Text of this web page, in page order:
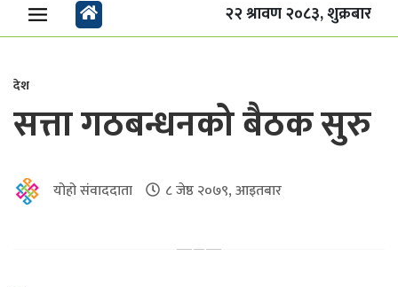
२२ श्रावण २०८३, शुक्रबार
देश
सत्ता गठबन्धनको बैठक सुरु
योहो संवाददाता ८ जेष्ठ २०७९, आइतबार